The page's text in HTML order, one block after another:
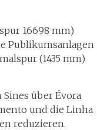
16698 mm)
Publikumsanlagen
(1435 mm)
über Évora
und die Linha
reduzieren.